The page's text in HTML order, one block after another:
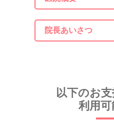
院長あいさつ
以下のお
利用